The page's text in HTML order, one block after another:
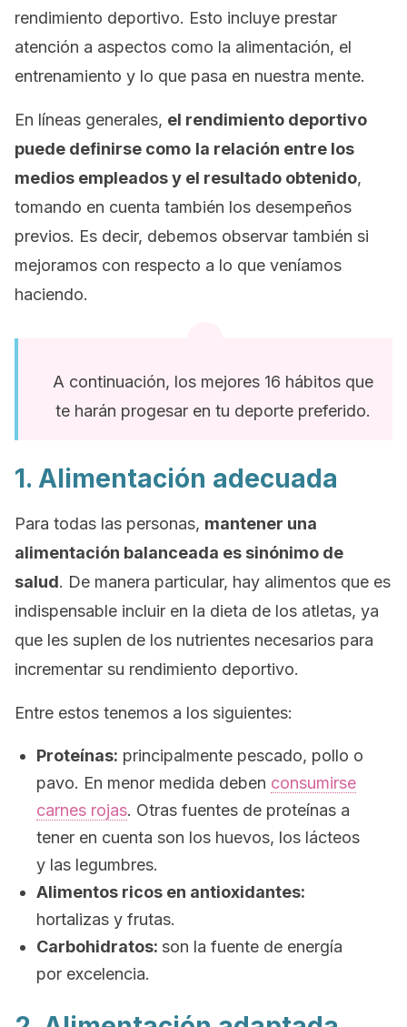
rendimiento deportivo. Esto incluye prestar
atención a aspectos como la alimentación, el
entrenamiento y lo que pasa en nuestra mente.
En líneas generales, el rendimiento deportivo
puede definirse como la relación entre los
medios empleados y el resultado obtenido,
tomando en cuenta también los desempeños
previos. Es decir, debemos observar también si
mejoramos con respecto a lo que veníamos
haciendo.
A continuación, los mejores 16 hábitos que
te harán progesar en tu deporte preferido.
1. Alimentación adecuada
Para todas las personas, mantener una
alimentación balanceada es sinónimo de
salud. De manera particular, hay alimentos que es
indispensable incluir en la dieta de los atletas, ya
que les suplen de los nutrientes necesarios para
incrementar su rendimiento deportivo.
Entre estos tenemos a los siguientes:
Proteínas: principalmente pescado, pollo o
pavo. En menor medida deben consumirse
carnes rojas. Otras fuentes de proteínas a
tener en cuenta son los huevos, los lácteos
y las legumbres.
Alimentos ricos en antioxidantes:
hortalizas y frutas.
Carbohidratos: son la fuente de energía
por excelencia.